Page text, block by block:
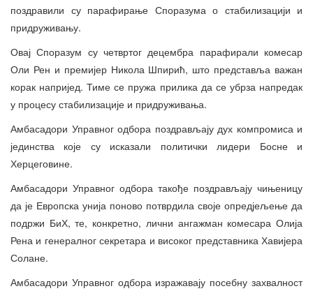
поздравили су парафирање Споразума о стабилизацији и
придруживању.
Овај Споразум су четвртог децембра парафирали комесар
Оли Рен и премијер Никола Шпирић, што представља важан
корак напријед. Тиме се пружа прилика да се убрза напредак
у процесу стабилизације и придруживања.
Амбасадори Управног одбора поздрављају дух компромиса и
јединства које су исказали политички лидери Босне и
Херцеговине.
Амбасадори Управног одбора такође поздрављају чињеницу
да је Европска унија поново потврдила своје опредјељење да
подржи БиХ, те, конкретно, лични ангажман комесара Олија
Рена и генералног секретара и високог представника Хавијера
Солане.
Амбасадори Управног одбора изражавају посебну захвалност